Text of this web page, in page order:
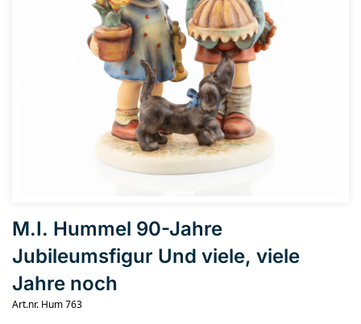
M.I. Hummel 90-Jahre
Jubileumsfigur Und viele, viele
Jahre noch
Art.nr. Hum 763